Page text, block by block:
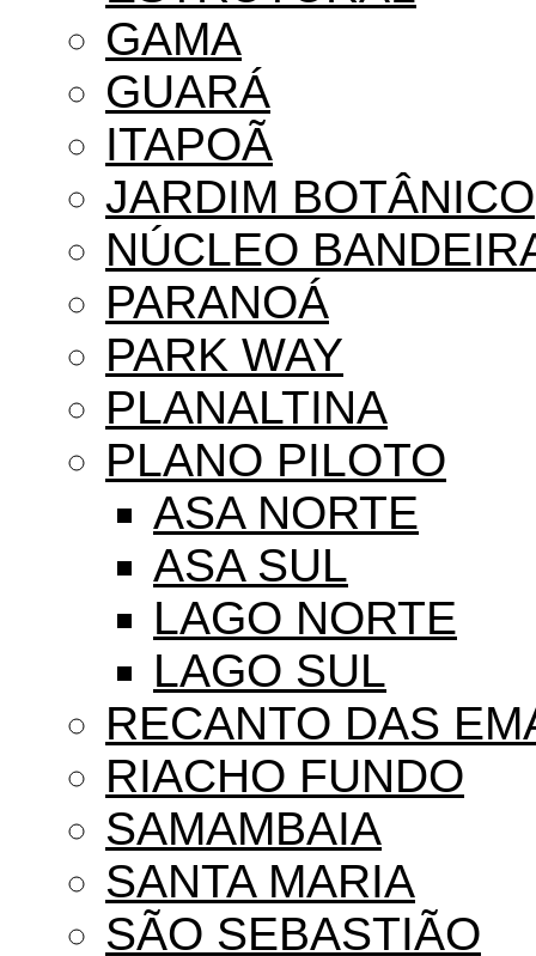
GAMA
GUARÁ
ITAPOÃ
JARDIM BOTÂNICO
NÚCLEO
PARANOÁ
PARK WAY
PLANALTINA
PLANO PILOTO
ASA NORTE
ASA SUL
LAGO NORTE
LAGO SUL
RECANTO DAS
RIACHO FUNDO
SAMAMBAIA
SANTA MARIA
SÃO SEBASTIÃO